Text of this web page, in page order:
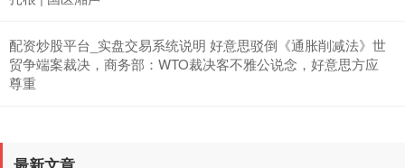
配资炒股平台_实盘交易系统说明 好意思驳倒《通胀削减法》世
贸争端案裁决，商务部：WTO裁决客不雅公说念，好意思方应
尊重